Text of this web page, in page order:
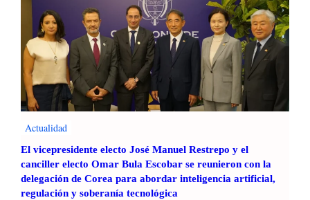
Actualidad
El vicepresidente electo José Manuel Restrepo y el
canciller electo Omar Bula Escobar se reunieron con la
delegación de Corea para abordar inteligencia artificial,
regulación y soberanía tecnológica